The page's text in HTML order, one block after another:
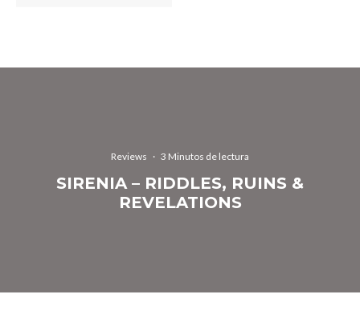
Reviews · 3 Minutos de lectura
SIRENIA – RIDDLES, RUINS &
REVELATIONS